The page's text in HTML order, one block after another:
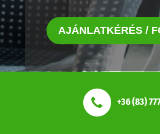
AJÁNLATKÉRÉS /
+36 (83)